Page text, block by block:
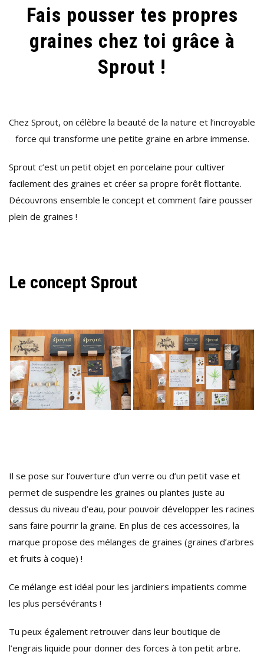
Fais pousser tes propres
graines chez toi grâce à
Sprout !
Chez Sprout, on célèbre la beauté de la nature et l’incroyable
force qui transforme une petite graine en arbre immense.
Sprout c’est un petit objet en porcelaine pour cultiver
facilement des graines et créer sa propre forêt flottante.
Découvrons ensemble le concept et comment faire pousser
plein de graines !
Le concept Sprout
Il se pose sur l’ouverture d’un verre ou d’un petit vase et
permet de suspendre les graines ou plantes juste au
dessus du niveau d’eau, pour pouvoir développer les racines
sans faire pourrir la graine. En plus de ces accessoires, la
marque propose des mélanges de graines (graines d’arbres
et fruits à coque) !
Ce mélange est idéal pour les jardiniers impatients comme
les plus persévérants !
Tu peux également retrouver dans leur boutique de
l’engrais liquide pour donner des forces à ton petit arbre.